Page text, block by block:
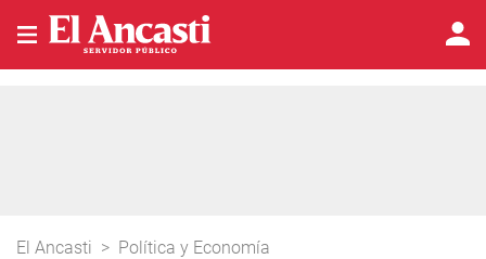
El Ancasti > Política y Economía